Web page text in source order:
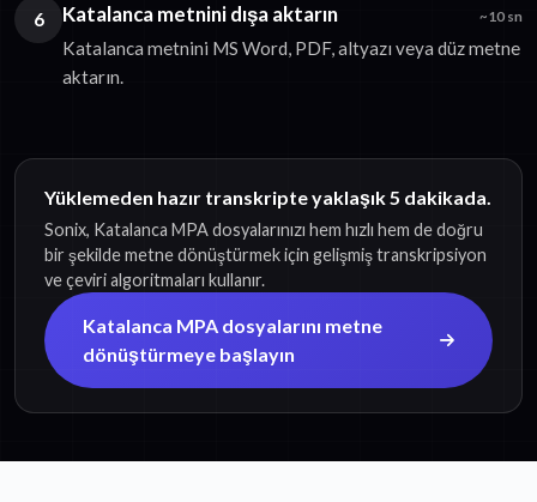
6 Katalanca metnini dışa aktarın ~10 sn
Katalanca metnini MS Word, PDF, altyazı veya düz metne
aktarın.
Yüklemeden hazır transkripte yaklaşık 5 dakikada.
Sonix, Katalanca MPA dosyalarınızı hem hızlı hem de doğru
bir şekilde metne dönüştürmek için gelişmiş transkripsiyon
ve çeviri algoritmaları kullanır.
Katalanca MPA dosyalarını metne
dönüştürmeye başlayın